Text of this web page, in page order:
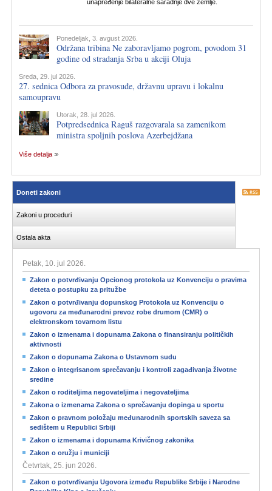
unapređenje bilateralne saradnje dve zemlje.
Ponedeljak, 3. avgust 2026.
Održana tribina Ne zaboravljamo pogrom, povodom 31
godine od stradanja Srba u akciji Oluja
Sreda, 29. jul 2026.
27. sednica Odbora za pravosuđe, državnu upravu i lokalnu
samoupravu
Utorak, 28. jul 2026.
Potpredsednica Raguš razgovarala sa zamenikom
ministra spoljnih poslova Azerbejdžana
Više detalja
Doneti zakoni
Zakoni u proceduri
Ostala akta
Petak, 10. jul 2026.
Zakon o potvrđivanju Opcionog protokola uz Konvenciju o pravima
deteta o postupku za pritužbe
Zakon o potvrđivanju dopunskog Protokola uz Konvenciju o
ugovoru za međunarodni prevoz robe drumom (CMR) o
elektronskom tovarnom listu
Zakon o izmenama i dopunama Zakona o finansiranju političkih
aktivnosti
Zakon o dopunama Zakona o Ustavnom sudu
Zakon o integrisanom sprečavanju i kontroli zagađivanja životne
sredine
Zakon o roditeljima negovateljima i negovateljima
Zakona o izmenama Zakona o sprečavanju dopinga u sportu
Zakon o pravnom položaju međunarodnih sportskih saveza sa
sedištem u Republici Srbiji
Zakon o izmenama i dopunama Krivičnog zakonika
Zakon o oružju i municiji
Četvrtak, 25. jun 2026.
Zakon o potvrđivanju Ugovora između Republike Srbije i Narodne